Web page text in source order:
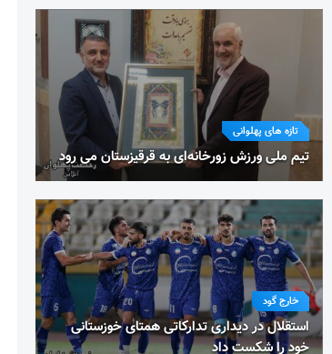
تازه های پهلوانی
تیم ملی ورزش زورخانه‌ای به قرقیزستان می رود
خارج گود
استقلال در دیداری تدارکاتی همتای خوزستانی
خود را شکست داد